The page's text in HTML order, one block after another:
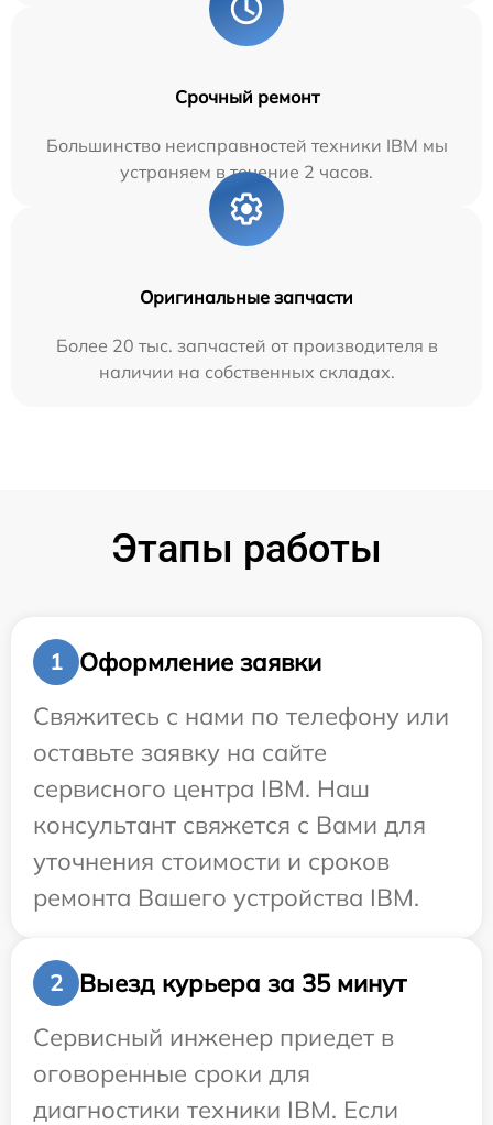
Срочный ремонт
Большинство неисправностей техники IBM мы
устраняем в течение 2 часов.
Оригинальные запчасти
Более 20 тыс. запчастей от производителя в
наличии на собственных складах.
Этапы работы
1
Оформление заявки
Свяжитесь с нами по телефону или
оставьте заявку на сайте
сервисного центра IBM. Наш
консультант свяжется с Вами для
уточнения стоимости и сроков
ремонта Вашего устройства IBM.
2
Выезд курьера за 35 минут
Сервисный инженер приедет в
оговоренные сроки для
диагностики техники IBM. Если